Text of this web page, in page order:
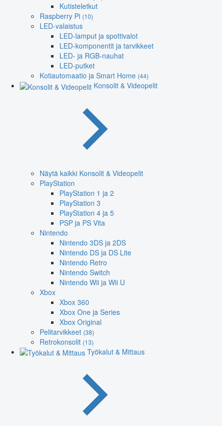
Kutisteletkut
Raspberry Pi (10)
LED-valaistus
LED-lamput ja spottivalot
LED-komponentit ja tarvikkeet
LED- ja RGB-nauhat
LED-putket
Kotiautomaatio ja Smart Home (44)
Konsolit & Videopelit
Näytä kaikki Konsolit & Videopelit
PlayStation
PlayStation 1 ja 2
PlayStation 3
PlayStation 4 ja 5
PSP ja PS Vita
Nintendo
Nintendo 3DS ja 2DS
Nintendo DS ja DS Lite
Nintendo Retro
Nintendo Switch
Nintendo Wii ja Wii U
Xbox
Xbox 360
Xbox One ja Series
Xbox Original
Pelitarvikkeet (38)
Retrokonsolit (13)
Työkalut & Mittaus